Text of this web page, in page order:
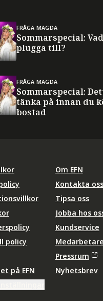
FRÅGA MAGDA
Sommarspecial:
plugga till?
FRÅGA MAGDA
Sommarspecial:
tänka på innan du
bostad
policy
på EFN
Om EFN
Kontakta oss
Tipsa oss
Jobba hos
Kundservice
Medarbetare
Pressrum
Nyhetsbrev